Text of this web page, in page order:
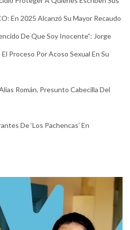
En 2025 Alcanzó Su Mayor Recaudo
De Que Soy Inocente”: Jorge
Proceso Por Acoso Sexual En Su
Román, Presunto Cabecilla Del
De ‘Los Pachencas’ En